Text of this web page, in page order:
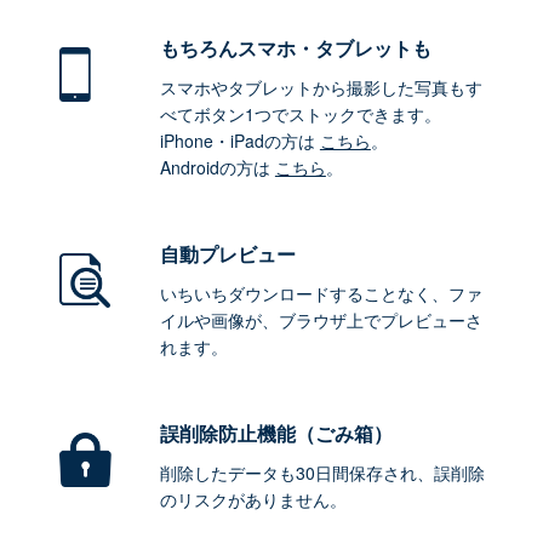
もちろんスマホ・タブレットも
スマホやタブレットから撮影した写真もす
べてボタン1つでストックできます。
iPhone・iPadの方は こちら。
Androidの方は こちら。
自動プレビュー
いちいちダウンロードすることなく、ファ
イルや画像が、ブラウザ上でプレビューさ
れます。
誤削除防止機能（ごみ箱）
削除したデータも30日間保存され、誤削除
のリスクがありません。